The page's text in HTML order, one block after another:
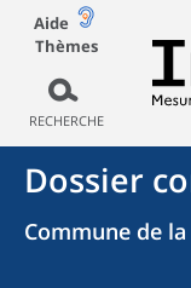
Aide
Thèmes
RECHERCHE
Dossier
Commune de